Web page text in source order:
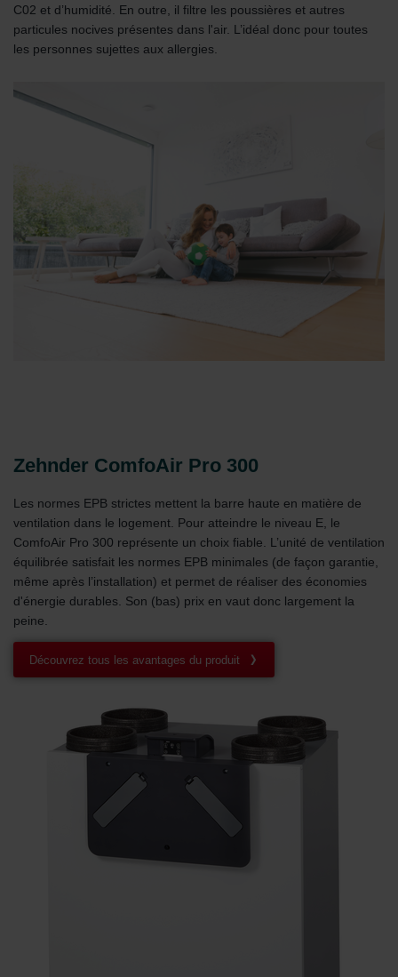
C02 et d’humidité. En outre, il filtre les poussières et autres
particules nocives présentes dans l'air. L’idéal donc pour toutes
les personnes sujettes aux allergies.
Zehnder ComfoAir Pro 300
Les normes EPB strictes mettent la barre haute en matière de
ventilation dans le logement. Pour atteindre le niveau E, le
ComfoAir Pro 300 représente un choix fiable. L’unité de ventilation
équilibrée satisfait les normes EPB minimales (de façon garantie,
même après l’installation) et permet de réaliser des économies
d'énergie durables. Son (bas) prix en vaut donc largement la
peine.
Découvrez tous les avantages du produit